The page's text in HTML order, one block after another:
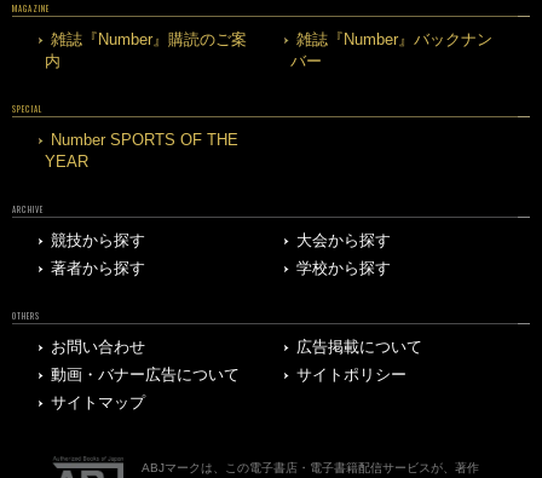
MAGAZINE
雑誌『Number』購読のご案
内
雑誌『Number』バックナン
バー
SPECIAL
Number SPORTS OF THE
YEAR
ARCHIVE
競技から探す
大会から探す
著者から探す
学校から探す
OTHERS
お問い合わせ
広告掲載について
動画・バナー広告について
サイトポリシー
サイトマップ
ABJマークは、この電子書店・電子書籍配信サービスが、著作